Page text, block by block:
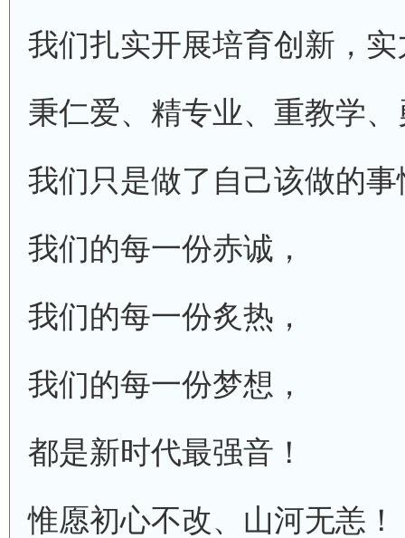
我们扎实开展培育创新，
秉仁爱、精专业、重教学
我们只是做了自己该做的事
我们的每一份赤诚，
我们的每一份炙热，
我们的每一份梦想，
都是新时代最强音！
惟愿初心不改、山河无恙！